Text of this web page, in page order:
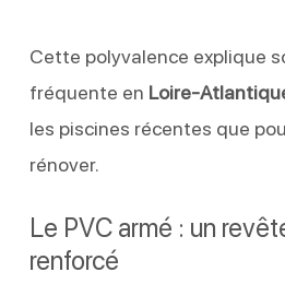
Cette polyvalence explique
fréquente en Loire-
les piscines récentes que
rénover.
Le PVC armé : un
renforcé